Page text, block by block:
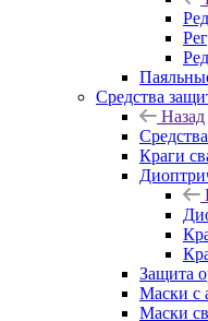
Средства
Назад
Краги
Защита
Маски с
Маски